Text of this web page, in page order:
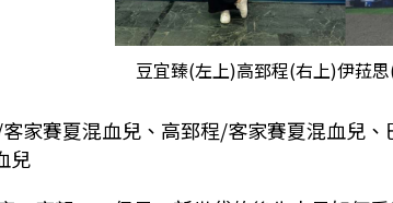
豆宜臻(左上)高郅程(右上)伊菈
客家賽夏混血兒、高郅程/客家賽夏混血兒、
兒